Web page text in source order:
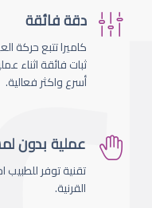
دقة فائقة
ثبات فائقة اثناء
أسرع واكثر فعالية.
عملية بدون
تقنية توفر
القرنية.